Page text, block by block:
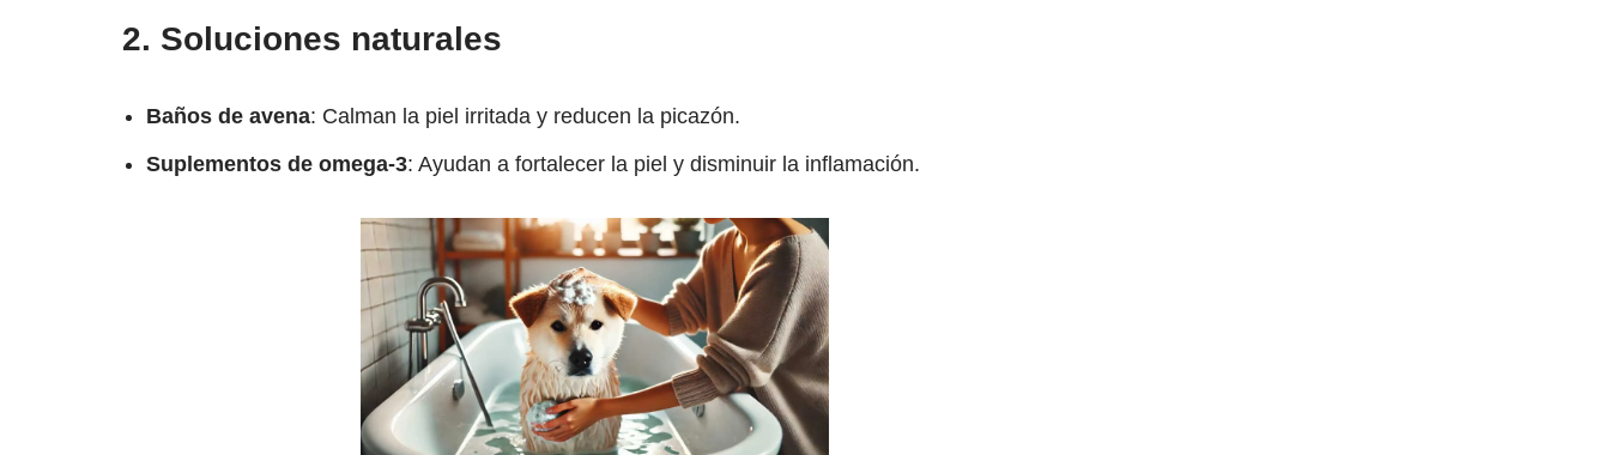
2. Soluciones naturales
Baños de avena: Calman la piel irritada y reducen la picazón.
Suplementos de omega-3: Ayudan a fortalecer la piel y disminuir la inflamación.